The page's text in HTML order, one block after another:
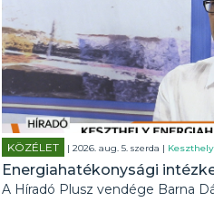
KÖZÉLET | 2026. aug. 5. szerda | Keszthely
Energiahatékonysági
A Híradó Plusz vendége Barna